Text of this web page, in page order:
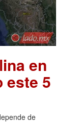
en
este 5
de